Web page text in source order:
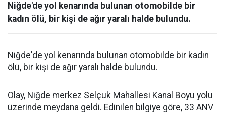
Niğde'de yol kenarında bulunan otomobilde bir
kadın ölü, bir kişi de ağır yaralı halde bulundu.
Niğde'de yol kenarında bulunan otomobilde bir kadın
ölü, bir kişi de ağır yaralı halde bulundu.
Olay, Niğde merkez Selçuk Mahallesi Kanal Boyu yolu
üzerinde meydana geldi. Edinilen bilgiye göre, 33 ANV